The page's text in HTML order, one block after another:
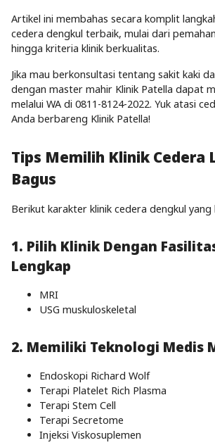
Artikel ini membahas secara komplit
cedera dengkul terbaik, mulai dari
hingga kriteria klinik berkualitas.
Jika mau berkonsultasi tentang sakit kaki
dengan master mahir Klinik Patella dapat
melalui WA di 0811-8124-2022. Yuk atasi
Anda berbareng Klinik Patella!
Tips Memilih Klinik Cedera
Bagus
Berikut karakter klinik cedera dengkul yang
1. Pilih Klinik Dengan
Lengkap
MRI
USG muskuloskeletal
2. Memiliki Teknologi Medis
Endoskopi Richard Wolf
Terapi Platelet Rich Plasma
Terapi Stem Cell
Terapi Secretome
Injeksi Viskosuplemen